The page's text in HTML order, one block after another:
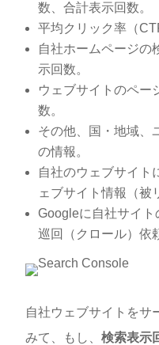
数、合計表示回数。
平均クリック率（
自社ホームページの
示回数。
ウェブサイトのペー
数。
その他、国・地域、
の情報。
自社のウェブサイト
ェブサイト情報（被
Googleに自社サイ
巡回（クロール）依
自社ウェブサイトをサ
みて、もし、検索表示